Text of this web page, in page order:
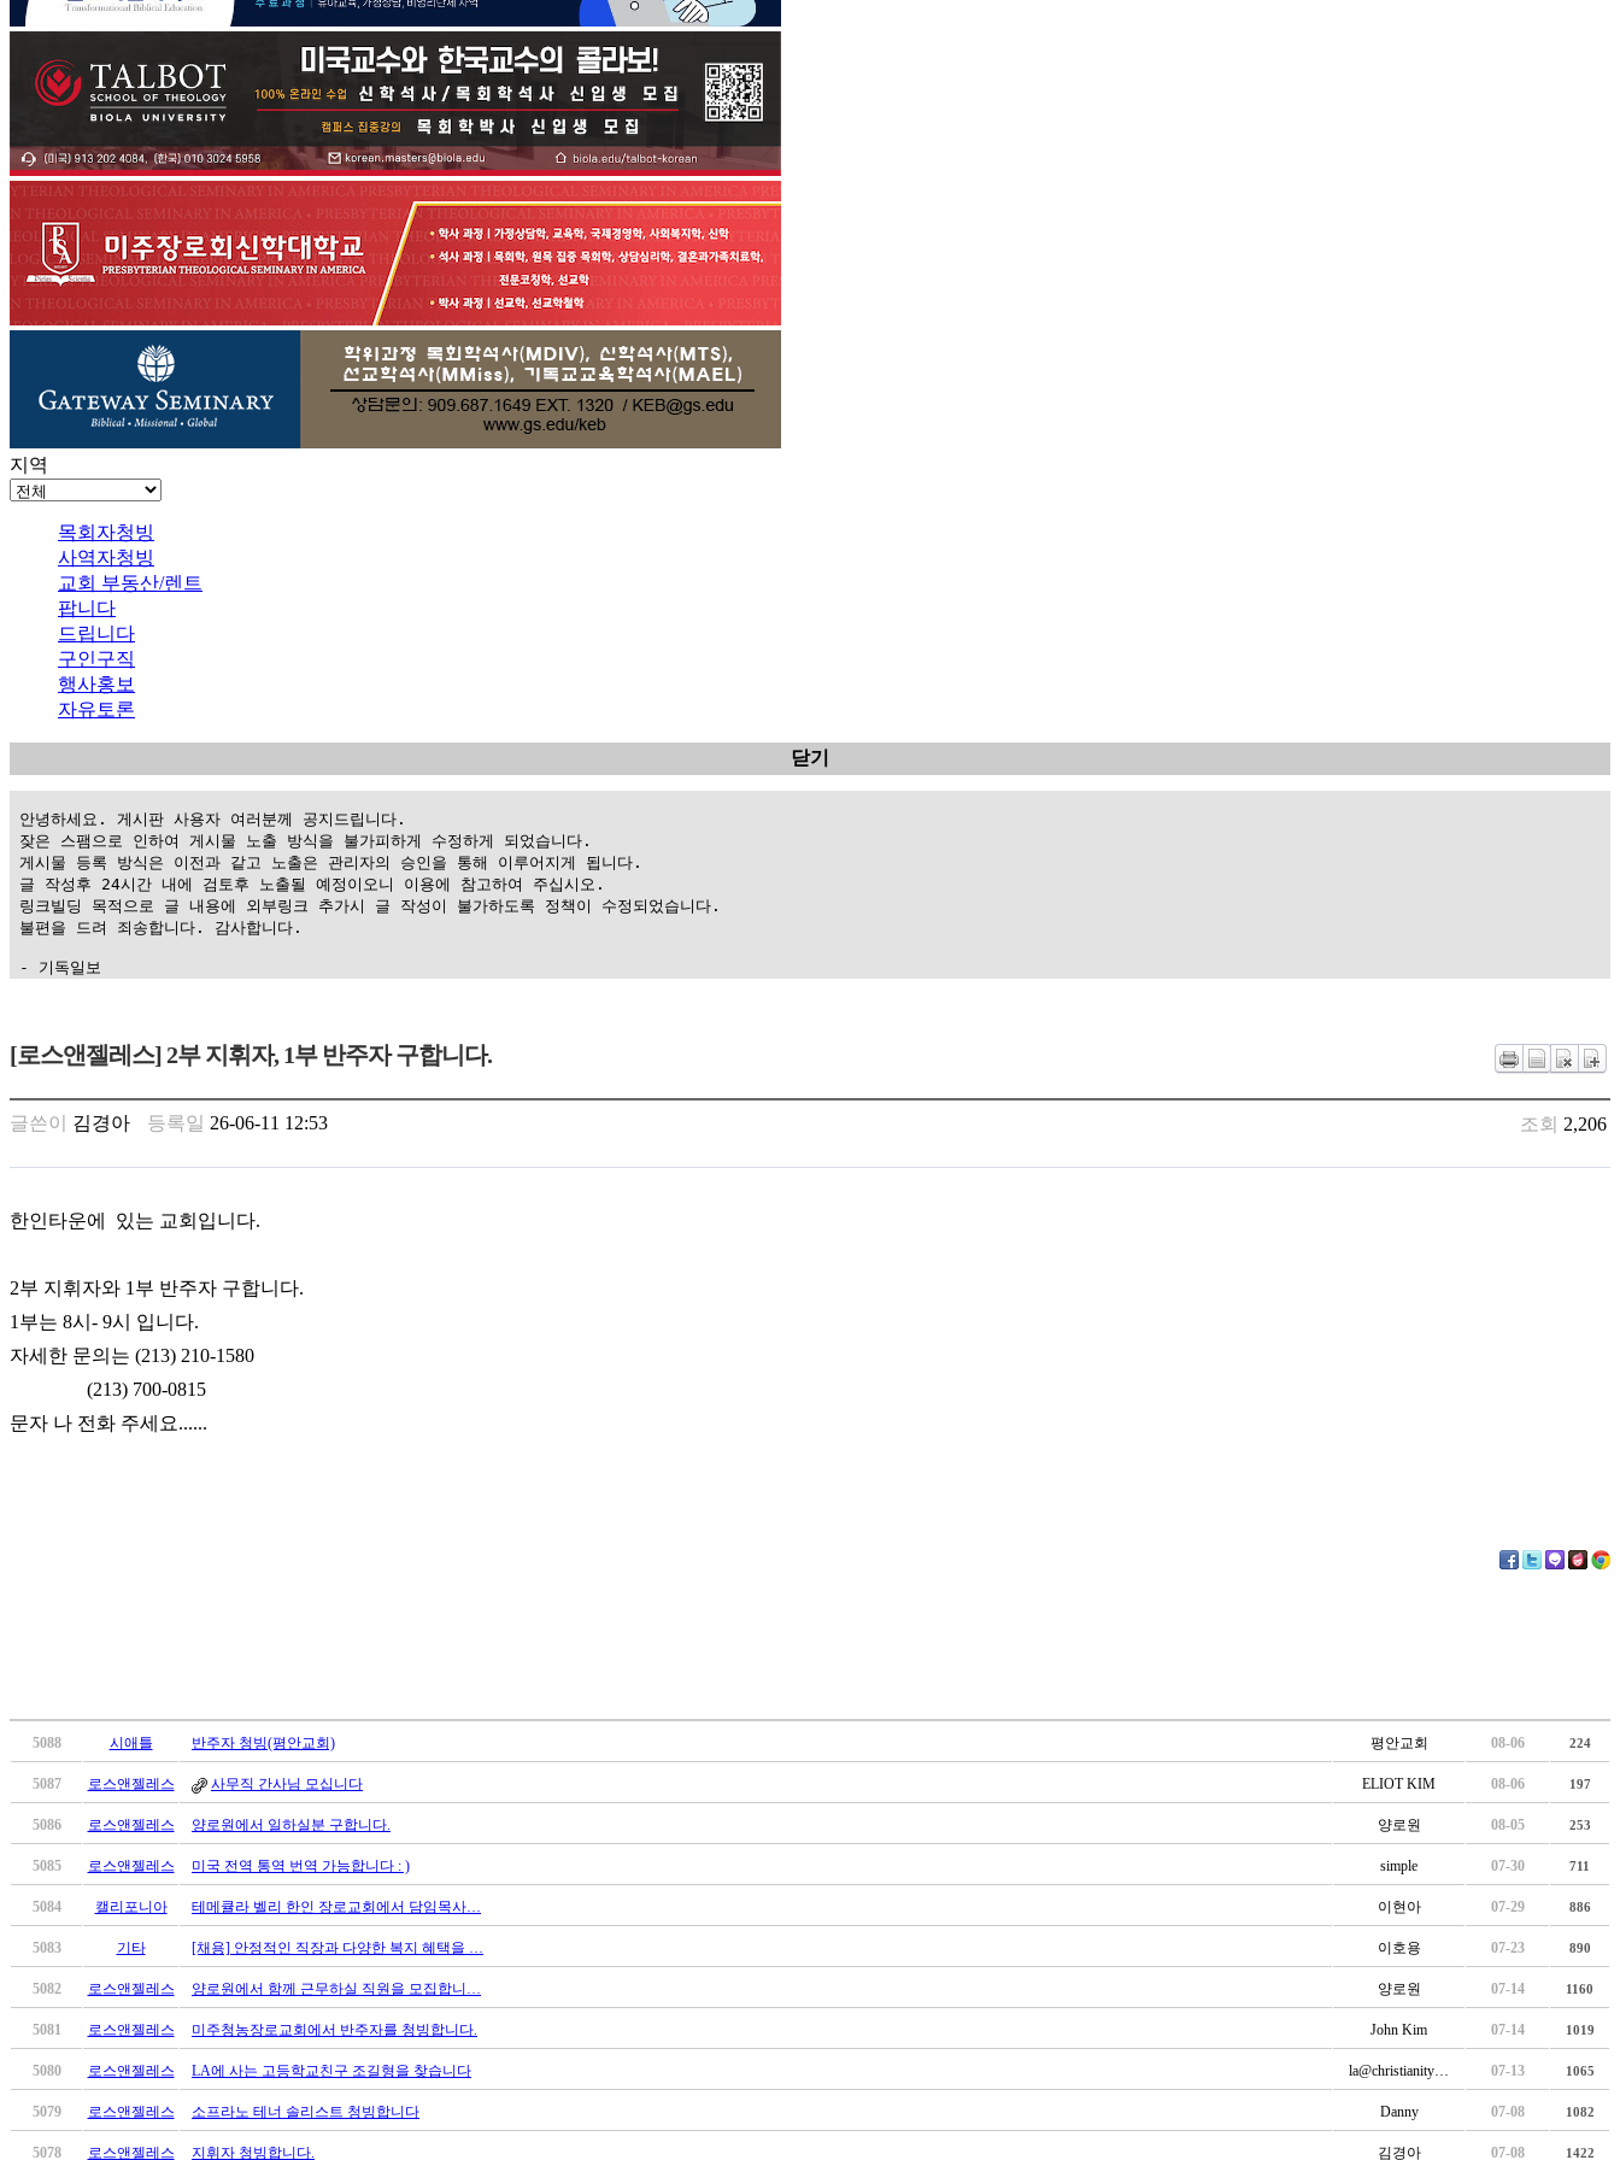
지역
목회자청빙
사역자청빙
교회 부동산/렌트
팝니다
드립니다
구인구직
행사홍보
자유토론
닫기
안녕하세요. 게시판 사용자 여러분께 공지드립니다.
잦은 스팸으로 인하여 게시물 노출 방식을 불가피하게 수정하게 되었습니다.
게시물 등록 방식은 이전과 같고 노출은 관리자의 승인을 통해 이루어지게 됩니다.
글 작성후 24시간 내에 검토후 노출될 예정이오니 이용에 참고하여 주십시오.
링크빌딩 목적으로 글 내용에 외부링크 추가시 글 작성이 불가하도록 정책이 수정되었습니다.
불편을 드려 죄송합니다. 감사합니다.
- 기독일보
만
찾
기
링
크
키
넷
주
소
체
즐
탑-
프
지
입
발
부
[로스앤젤레스] 2부 지휘자, 1부 반주자 구합니다.
글쓴이 김경아 등록일 26-06-11 12:53 조회 2,206
한인타운에 있는 교회입니다.
2부 지휘자와 1부 반주자 구합니다.
1부는 8시- 9시 입니다.
자세한 문의는 (213) 210-1580
(213) 700-0815
문자 나 전화 주세요......
5088 시애틀 반주자 청빙(평안교회) 평안교회 08-06 224
5087 로스앤젤레스 사무직 간사님 모십니다 ELIOT KIM 08-06 197
5086 로스앤젤레스 양로원에서 일하실분 구합니다. 양로원 08-05 253
5085 로스앤젤레스 미국 전역 통역 번역 가능합니다 : ) simple 07-30 711
5084 캘리포니아 테메큘라 벨리 한인 장로교회에서 담임목사… 이현아 07-29 886
5083 기타 [채용] 안정적인 직장과 다양한 복지 혜택을 … 이호용 07-23 890
5082 로스앤젤레스 양로원에서 함께 근무하실 직원을 모집합니… 양로원 07-14 1160
5081 로스앤젤레스 미주청농장로교회에서 반주자를 청빙합니다. John Kim 07-14 1019
5080 로스앤젤레스 LA에 사는 고등학교친구 조길형을 찾습니다 la@christianity… 07-13 1065
5079 로스앤젤레스 소프라노 테너 솔리스트 청빙합니다 Danny 07-08 1082
5078 로스앤젤레스 지휘자 청빙합니다. 김경아 07-08 1422